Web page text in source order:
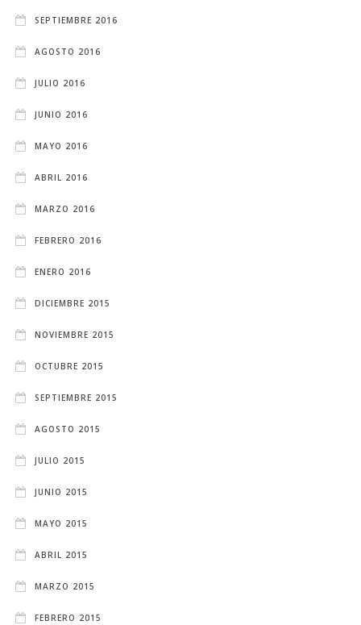
SEPTIEMBRE 2016
AGOSTO 2016
JULIO 2016
JUNIO 2016
MAYO 2016
ABRIL 2016
MARZO 2016
FEBRERO 2016
ENERO 2016
DICIEMBRE 2015
NOVIEMBRE 2015
OCTUBRE 2015
SEPTIEMBRE 2015
AGOSTO 2015
JULIO 2015
JUNIO 2015
MAYO 2015
ABRIL 2015
MARZO 2015
FEBRERO 2015